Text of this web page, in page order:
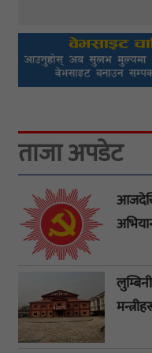
ताजा अपडेट